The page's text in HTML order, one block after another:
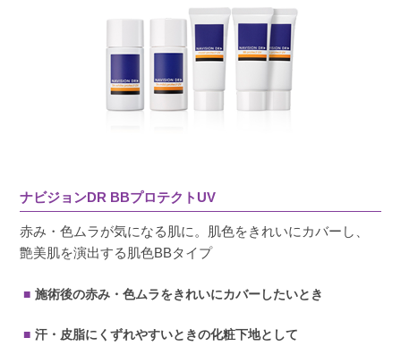
ナビジョンDR BBプロテクトUV
赤み・色ムラが気になる肌に。肌色をきれいにカバーし、
艶美肌を演出する肌色BBタイプ
施術後の赤み・色ムラをきれいにカバーしたいとき
汗・皮脂にくずれやすいときの化粧下地として